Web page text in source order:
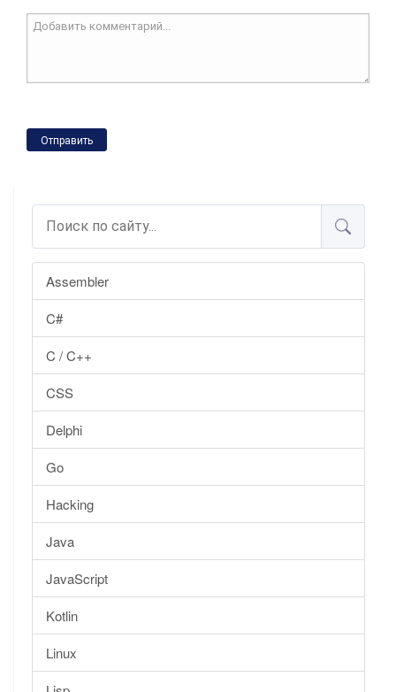
Assembler
C#
C / C++
CSS
Delphi
Go
Hacking
Java
JavaScript
Kotlin
Linux
Отправить